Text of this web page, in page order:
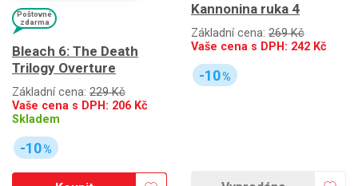
Poštovné
zdarma
Bleach 6: The Death
Trilogy Overture
Základní cena: 229 Kč
Vaše cena s DPH: 206 Kč
Skladem
-10%
Kannonina ruka 4
Základní cena: 269 Kč
Vaše cena s DPH: 242 Kč
-10%